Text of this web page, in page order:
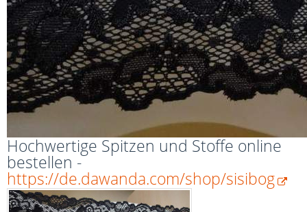
Hochwertige Spitzen und Stoffe online
bestellen -
https://de.dawanda.com/shop/sisibog